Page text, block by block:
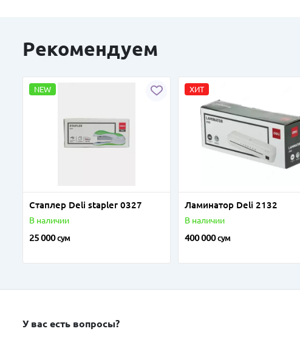
Рекомендуем
NEW
Стаплер Deli stapler 0327
В наличии
25 000сум
ХИТ
Ламинатор Deli 2132
В наличии
400 000сум
У вас есть вопросы?